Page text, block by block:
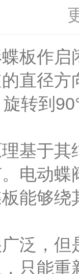
板作启
直径
旋转到
基于
电动
能够
泛，
只能